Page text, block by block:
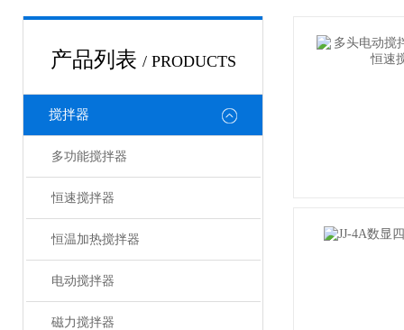
产品列表 / PRODUCTS
搅拌器
多功能搅拌器
恒速搅拌器
恒温加热搅拌器
电动搅拌器
磁力搅拌器